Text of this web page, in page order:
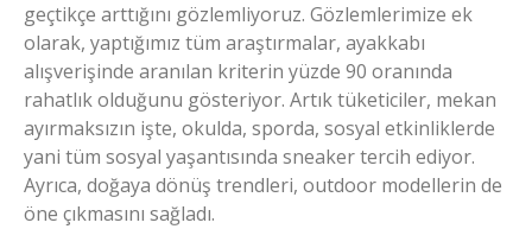
geçtikçe arttığını gözlemliyoruz. Gözlemlerimize ek
olarak, yaptığımız tüm araştırmalar, ayakkabı
alışverişinde aranılan kriterin yüzde 90 oranında
rahatlık olduğunu gösteriyor. Artık tüketiciler, mekan
ayırmaksızın işte, okulda, sporda, sosyal etkinliklerde
yani tüm sosyal yaşantısında sneaker tercih ediyor.
Ayrıca, doğaya dönüş trendleri, outdoor modellerin de
öne çıkmasını sağladı.